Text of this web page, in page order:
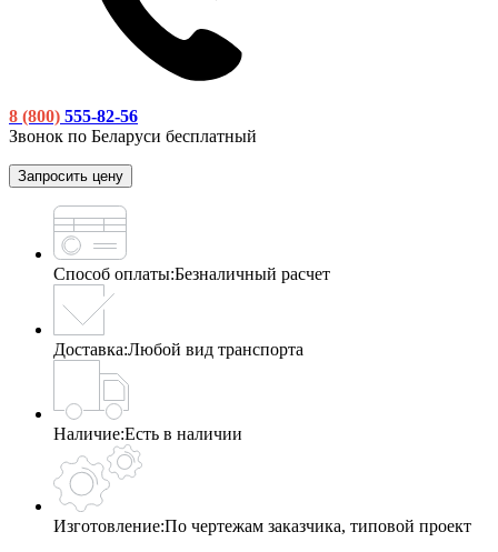
8 (800) 555-82-56
Звонок по Беларуси бесплатный
Запросить цену
Способ оплаты:Безналичный расчет
Доставка:Любой вид транспорта
Наличие:Есть в наличии
Изготовление:По чертежам заказчика, типовой проект